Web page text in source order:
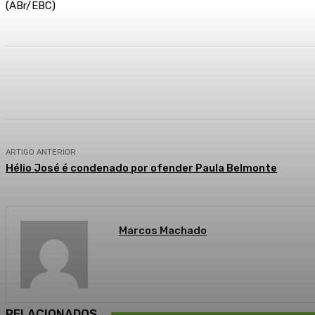
(ABr/EBC)
ARTIGO ANTERIOR
Hélio José é condenado por ofender Paula Belmonte
Marcos Machado